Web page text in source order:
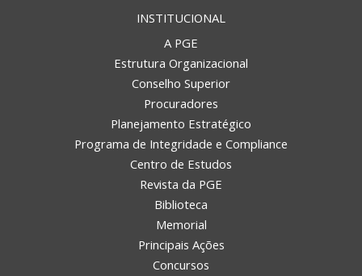
INSTITUCIONAL
A PGE
Estrutura Organizacional
Conselho Superior
Procuradores
Planejamento Estratégico
Programa de Integridade e Compliance
Centro de Estudos
Revista da PGE
Biblioteca
Memorial
Principais Ações
Concursos